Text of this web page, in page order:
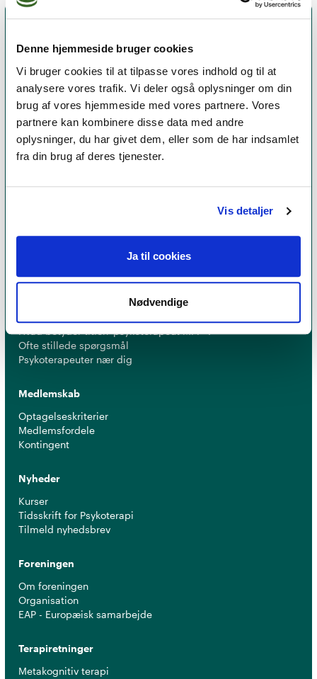
Denne hjemmeside bruger cookies
Vi bruger cookies til at tilpasse vores indhold og til at
analysere vores trafik. Vi deler også oplysninger om din
brug af vores hjemmeside med vores partnere. Vores
partnere kan kombinere disse data med andre
oplysninger, du har givet dem, eller som de har indsamlet
fra din brug af deres tjenester.
Vis detaljer
Ja til cookies
Nødvendige
Et medlemskab af Dansk Psykoterapeutforening
er et kvalitetsstempel. Alle vores medlemmer skal
psykoterapeut
MPF
Hvad betyder titlen 'psykoterapeut MPF' ?
Ofte stillede spørgsmål
Psykoterapeuter nær dig
Medlemskab
Optagelseskriterier
Medlemsfordele
Kontingent
Nyheder
Kurser
Tidsskrift for Psykoterapi
Tilmeld nyhedsbrev
Foreningen
Om foreningen
Organisation
EAP - Europæisk samarbejde
Terapiretninger
Metakognitiv terapi